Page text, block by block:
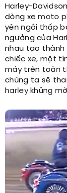
Harley-
dòng xemoto
yên ngồi thấp
ngưởng của
nhau tạo thành
chiếc xe, một
máytrên toàn
chúng ta sẽ
harleykhủng